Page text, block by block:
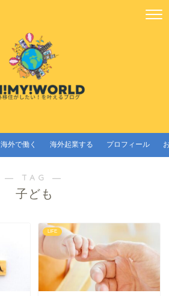
海外で働く 海外起業する プロフィール
― TAG ―
子ども
LIFE